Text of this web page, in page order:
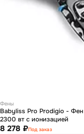
Фены
Babyliss Pro Prodigio - Фен
2300 вт с ионизацией
8 278 ₽Под заказ